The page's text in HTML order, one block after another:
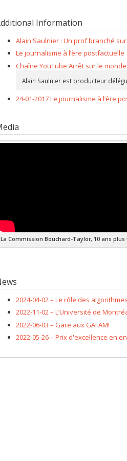
Information
Alain Saulnier : Un prof branché
Le journalisme à l’ère postfactuelle
Chaîne YouTube Arrêt sur le monde
Alain Saulnier est producteur
24-01-2017 Le journalisme à l’ère
La Commission Bouchard-Taylor, 10 ans plus
2024-04-02 – Le rôle des
2022-11-02 – L’Université de
2022-06-03 – Gare aux GAFAM!
2022-05-26 – Prix d'excellence en